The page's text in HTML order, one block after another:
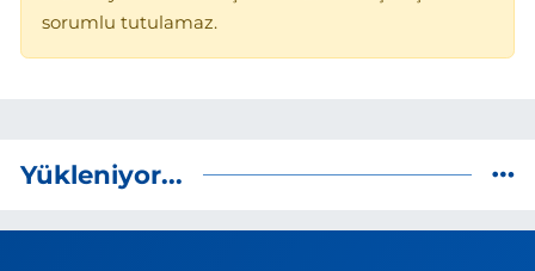
sorumlu tutulamaz.
Yükleniyor...